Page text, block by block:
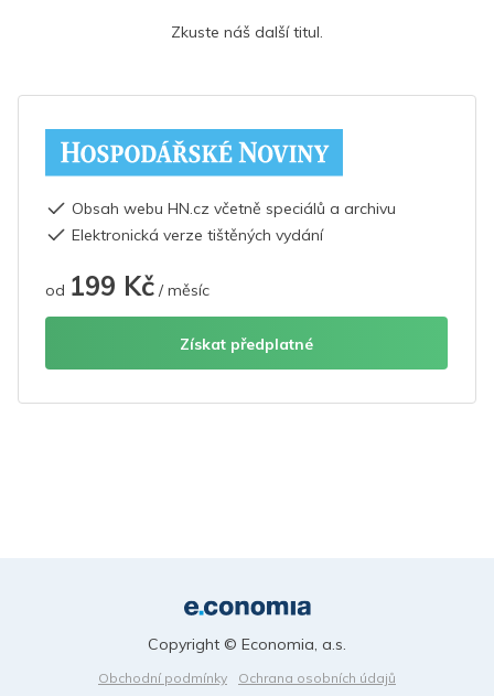
Zkuste náš další titul.
Obsah webu HN.cz včetně speciálů a archivu
Elektronická verze tištěných vydání
od 199 Kč / měsíc
Získat předplatné
Obchodní podmínky
Ochrana osobních údajů
Copyright © Economia, a.s.